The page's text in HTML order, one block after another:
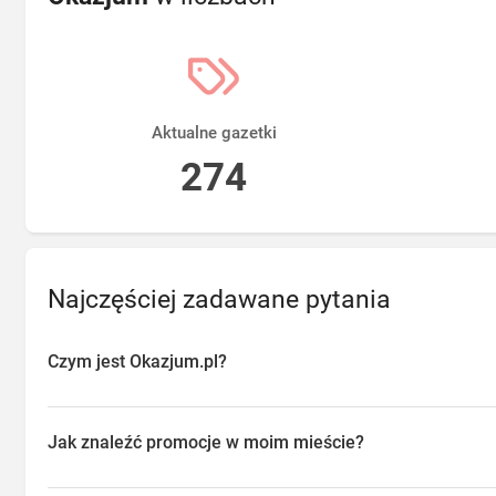
Aktualne gazetki
274
Najczęściej zadawane pytania
Czym jest Okazjum.pl?
przeglądać aktualne promocje w sklepach w Twojej okolicy,
Jak znaleźć promocje w moim mieście?